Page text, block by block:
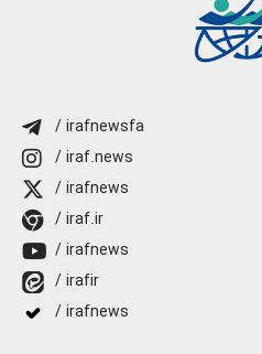
/ irafnewsfa
/ iraf.news
/ irafnews
/ iraf.ir
/ irafnews
/ irafir
/ irafnews